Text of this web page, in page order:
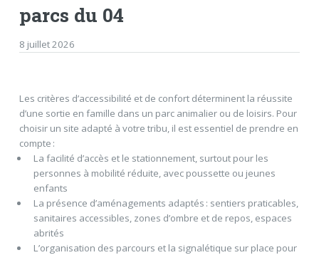
parcs du 04
8 juillet 2026
Les critères d’accessibilité et de confort déterminent la réussite
d’une sortie en famille dans un parc animalier ou de loisirs. Pour
choisir un site adapté à votre tribu, il est essentiel de prendre en
compte :
La facilité d’accès et le stationnement, surtout pour les
personnes à mobilité réduite, avec poussette ou jeunes
enfants
La présence d’aménagements adaptés : sentiers praticables,
sanitaires accessibles, zones d’ombre et de repos, espaces
abrités
L’organisation des parcours et la signalétique sur place pour